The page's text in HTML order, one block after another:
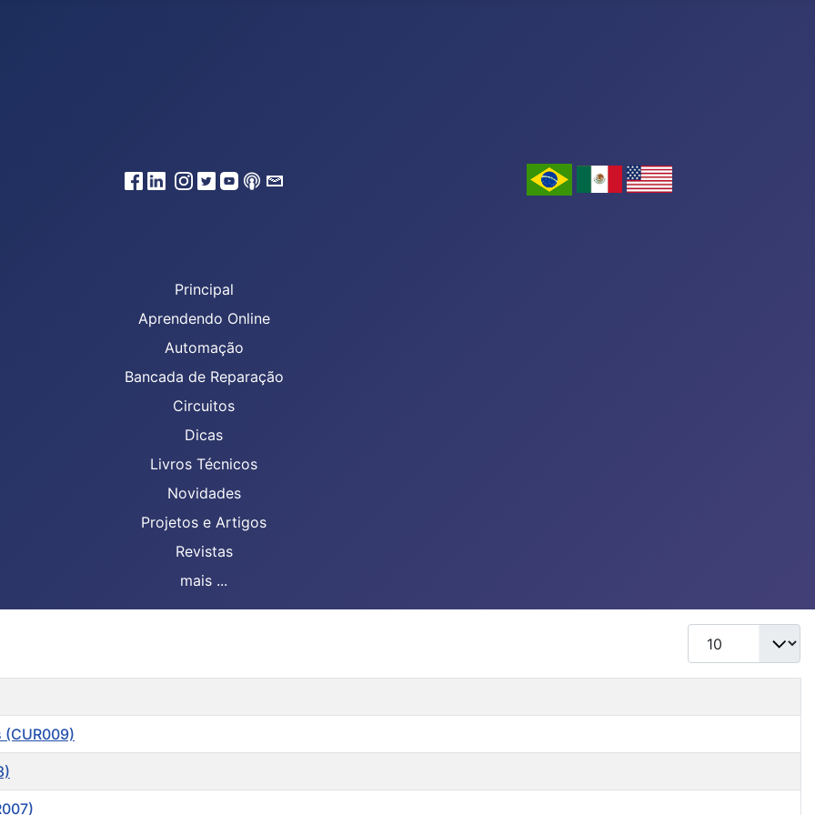
Principal
Aprendendo Online
Automação
Bancada de Reparação
Circuitos
Dicas
Livros Técnicos
Novidades
Projetos e Artigos
Revistas
mais ...
Mostrar #